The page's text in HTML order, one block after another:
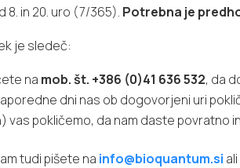
8. in 20. uro (7/365). Potrebna je
je sledeč:
na mob. št. +386 (0)41 636 532, da
dni nas ob dogovorjeni uri
vas pokličemo, da nam daste povratno
tudi pišete na info@bioquantum.si